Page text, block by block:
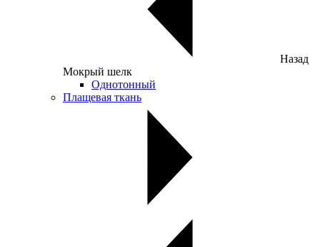
Назад
Мокрый шелк
Однотонный
Плащевая ткань